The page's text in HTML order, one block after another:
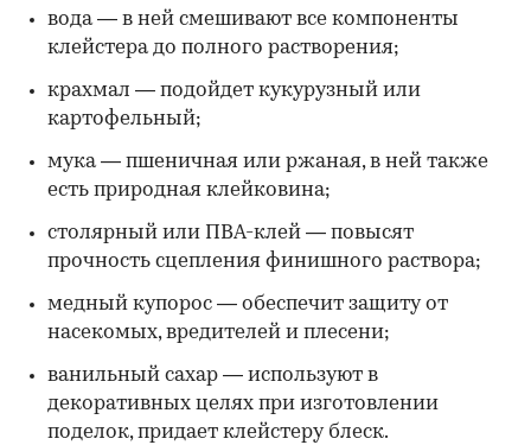
вода — в ней смешивают все компоненты
клейстера до полного растворения;
крахмал — подойдет кукурузный или
картофельный;
мука — пшеничная или ржаная, в ней также
есть природная клейковина;
столярный или ПВА-клей — повысят
прочность сцепления финишного раствора;
медный купорос — обеспечит защиту от
насекомых, вредителей и плесени;
ванильный сахар — используют в
декоративных целях при изготовлении
поделок, придает клейстеру блеск.